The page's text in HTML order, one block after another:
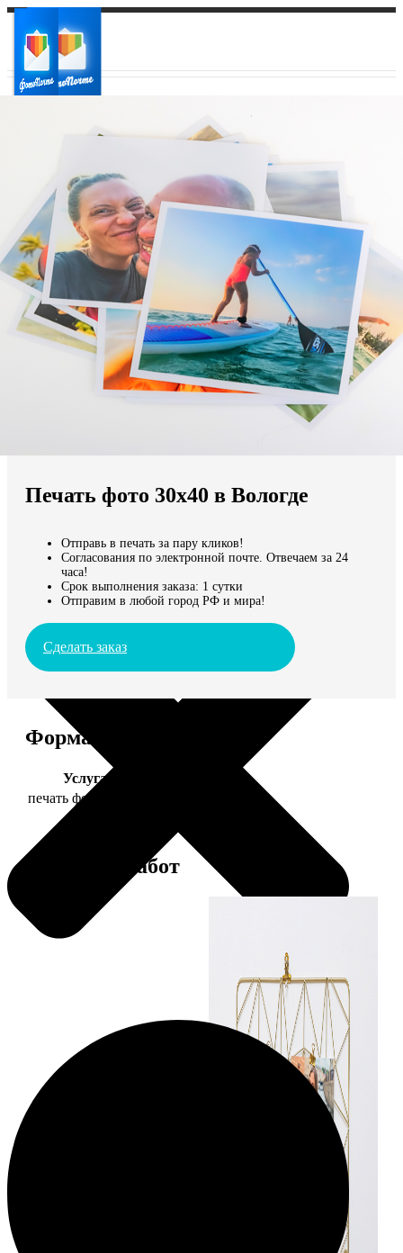
Ваш регион доставки
Выберите из списка:
Мы доставляем по всему миру
Продолжить без города
Печать фото 30х40 в Вологде
Отправь в печать за пару кликов!
Согласования по электронной почте. Отвечаем за 24
часа!
Срок выполнения заказа: 1 сутки
Отправим в любой город РФ и мира!
Сделать заказ
Форматы и цены
Услуга
печать фото 30х40
Примеры работ